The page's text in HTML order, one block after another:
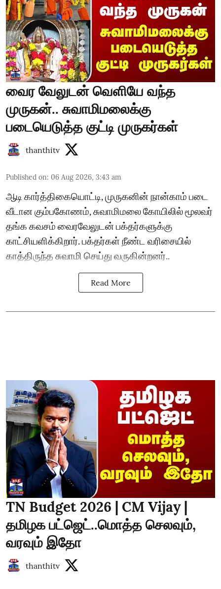
வைர வேலுடன் வெளியே வந்த
முருகன்.. சுவாமிமலைக்கு
படையெடுத்த குட்டி முருகர்கள்
thanthitv
Published on: 06 Aug 2026, 3:43 am
ஆடி கார்த்திகையொட்டி, முருகனின் நான்காம் படை
வீடான கும்பகோணம், சுவாமிமலை கோயிலில் மூலவர்
தங்க கவசம் வைரவேலுடன் பக்தர்களுக்கு
காட்சியளிக்கிறார். பக்தர்கள் நீண்ட வரிசையில்
காத்திருந்த சுவாமி செய்து வருகின்றனர்..
Read More
TN Budget 2026 | CM Vijay |
தமிழக பட்ஜெட்..மொத்த செலவும்,
வரவும் இதோ
thanthitv